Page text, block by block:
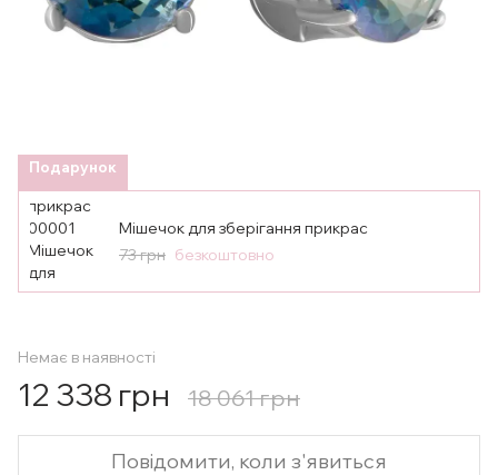
Подарунок
Мішечок для зберігання прикрас
73 грн безкоштовно
Немає в наявності
12 338 грн 18 061 грн
Повідомити, коли з'явиться